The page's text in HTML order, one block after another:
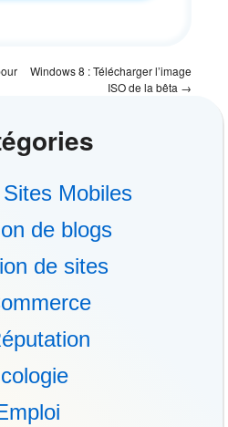
Windows 8 : Télécharger l’image
ISO de la bêta →
Mobiles
de blogs
de sites